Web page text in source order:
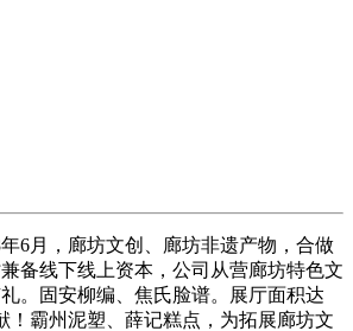
6月，廊坊文创、廊坊非遗产物，合做
备线下线上资本，公司从营廊坊特色文
。固安柳编、焦氏脸谱。展厅面积达
霸州泥塑、薛记糕点，为拓展廊坊文